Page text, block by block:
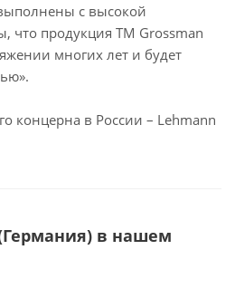
с высокой
что продукция ТМ Grossman
многих лет и будет
концерна в России – Lehmann
в нашем